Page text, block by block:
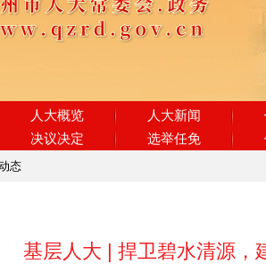
人大概览 人大新闻
决议决定 选举任免
态
基层人大 | 捍卫碧水清源